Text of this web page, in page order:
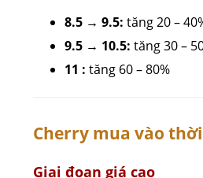
8.5 → 9.5: tăng 20 –
9.5 → 10.5: tăng 30 –
11 : tăng 60 – 80%
Cherry mua vào
Giai đoạn giá cao